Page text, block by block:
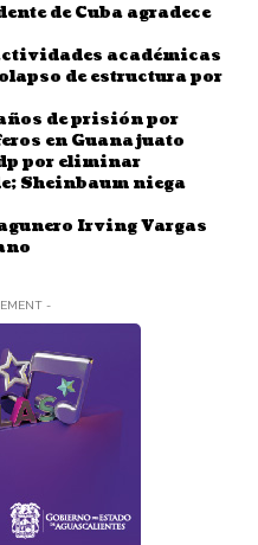
de Cuba agradece
académicas
de estructura por
de prisión por
en Guanajuato
por eliminar
Sheinbaum niega
Irving Vargas
-